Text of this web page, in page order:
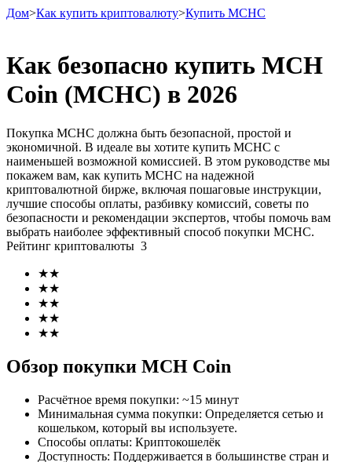
Фьючерсы
USDT-фьючерсы
Фьючерсы с использованием USDT в качестве
обеспечения
Фьючерсы на COIN-M
Дом>Как купить криптовалюту>Купить MCHC
Как безопасно купить MCH
Coin (MCHC) в 2026
Покупка MCHC должна быть безопасной, простой и
экономичной. В идеале вы хотите купить MCHC с
наименьшей возможной комиссией. В этом руководстве мы
покажем вам, как купить MCHC на надежной
криптовалютной бирже, включая пошаговые инструкции,
лучшие способы оплаты, разбивку комиссий, советы по
безопасности и рекомендации экспертов, чтобы помочь вам
выбрать наиболее эффективный способ покупки MCHC.
Рейтинг криптовалюты 3
★★
★★
★★
★★
★★
Обзор покупки MCH Coin
Расчётное время покупки: ~15 минут
Минимальная сумма покупки: Определяется сетью и
кошельком, который вы используете.
Способы оплаты: Криптокошелёк
Доступность: Поддерживается в большинстве стран и